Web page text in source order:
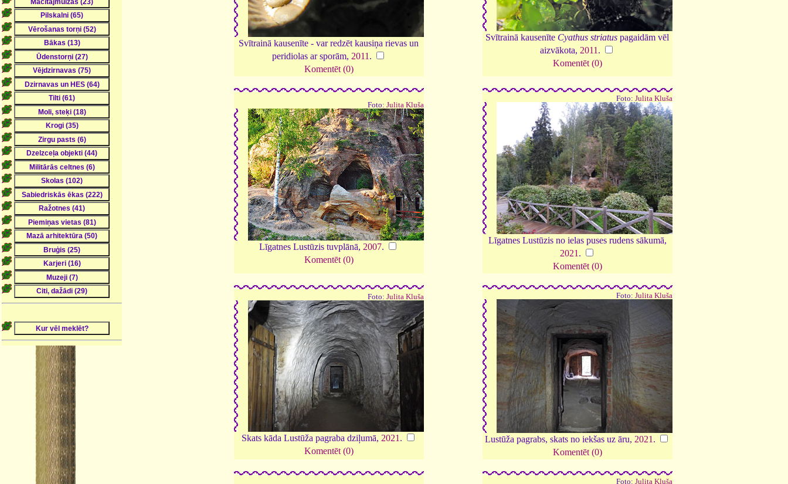
Svītrainā kausenīte - var redzēt kausiņa rievas un
peridiolas ar sporām, 2011 .
Komentēt (0)
Svītrainā kausenīte Cyathus striatus pagaidām vēl
aizvākota, 2011 .
Komentēt (0)
Foto: Julita Kluša
Līgatnes Lustūzis tuvplānā, 2007.
Komentēt (0)
Foto: Julita Kluša
Līgatnes Lustūzis no ielas puses rudens sākumā,
2021 .
Komentēt (0)
Foto: Julita Kluša
Skats kāda Lustūža pagraba dziļumā, 2021 .
Komentēt (0)
Foto: Julita Kluša
Lustūža pagrabs, skats no iekšas uz āru, 2021 .
Komentēt (0)
Foto: Julita Kluša